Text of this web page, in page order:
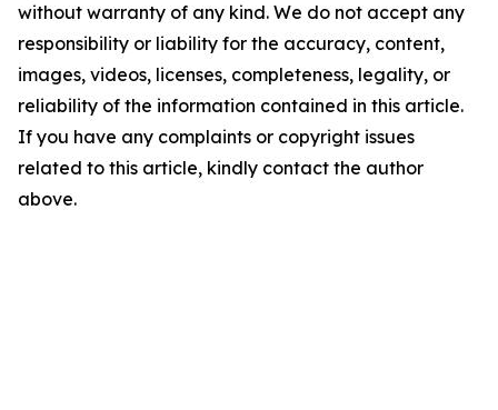
without warranty of any kind. We do not accept any
responsibility or liability for the accuracy, content,
images, videos, licenses, completeness, legality, or
reliability of the information contained in this article.
If you have any complaints or copyright issues
related to this article, kindly contact the author
above.